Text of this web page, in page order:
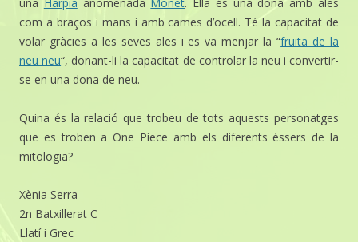
com a braços i mans i amb cames d’ocell. Té la capacitat de
volar gràcies a les seves ales i es va menjar la “fruita de la
neu neu“, donant-li la capacitat de controlar la neu i convertir-
se en una dona de neu.
Quina és la relació que trobeu de tots aquests personatges
que es troben a One Piece amb els diferents éssers de la
mitologia?
Xènia Serra
2n Batxillerat C
Llatí i Grec